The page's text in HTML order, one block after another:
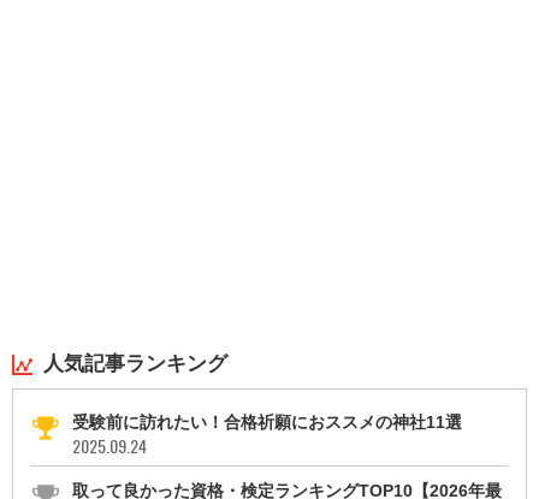
人気記事ランキング
受験前に訪れたい！合格祈願におススメの神社11選
2025.09.24
取って良かった資格・検定ランキングTOP10【2026年最